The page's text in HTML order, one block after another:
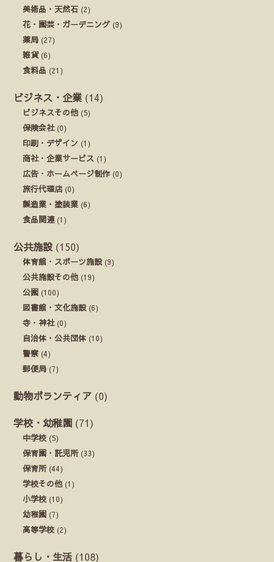
美術品・天然石 (2)
花・園芸・ガーデニング (9)
薬局 (27)
雑貨(6)
食料品 (21)
ビジネス・企業 (14)
ビジネスその他 (5)
保険会社(0)
印刷・デザイン (1)
商社・企業サービス (1)
広告・ホームページ制作 (0)
旅行代理店 (0)
製造業・塗装業 (6)
食品関連 (1)
公共施設 (150)
体育館・スポーツ施設(9)
公共施設その他 (19)
公園 (100)
図書館・文化施設(6)
寺・神社(0)
自治体・公共団体 (10)
警察 (4)
郵便局 (7)
動物ボランティア (0)
学校・幼稚園 (71)
中学校 (5)
保育園・託児所(33)
保育所(44)
学校その他 (1)
小学校 (10)
幼稚園 (7)
高等学校 (2)
暮らし・生活 (108)